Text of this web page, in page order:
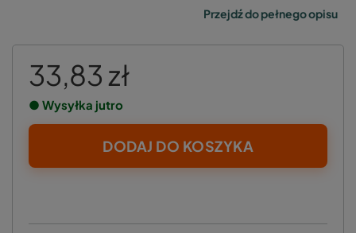
Przejdź do pełnego opisu
33,83 zł
● Wysyłka jutro
DODAJ DO KOSZYKA